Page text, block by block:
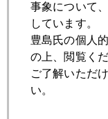
2020年10月20日
コロナ第二波、景
2020年10月19日
大統領選直前の第
事象について
しています。
豊島氏の個人
の上、閲覧くだ
ご了解いただ
い。